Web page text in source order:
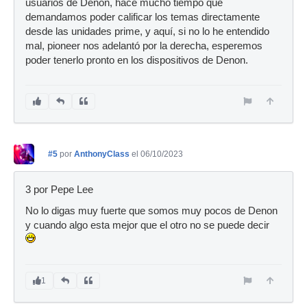
usuarios de Denon, hace mucho tiempo que
demandamos poder calificar los temas directamente
desde las unidades prime, y aquí, si no lo he entendido
mal, pioneer nos adelantó por la derecha, esperemos
poder tenerlo pronto en los dispositivos de Denon.
#5 por AnthonyClass el 06/10/2023
3 por Pepe Lee
No lo digas muy fuerte que somos muy pocos de Denon
y cuando algo esta mejor que el otro no se puede decir
1